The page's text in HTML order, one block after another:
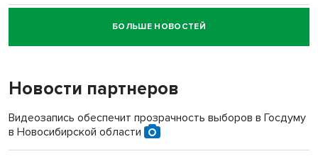
Новосибирский суд наказал водителя за смерть
пенсионерки на вокзале
«Мы живём на пастбище!»: в новосибирском селе лошади
терроризируют жителей
Инвалид получил условный срок за избиение врачей
БОЛЬШЕ НОВОСТЕЙ
Новости партнеров
Видеозапись обеспечит прозрачность выборов в Госдуму
в Новосибирской области